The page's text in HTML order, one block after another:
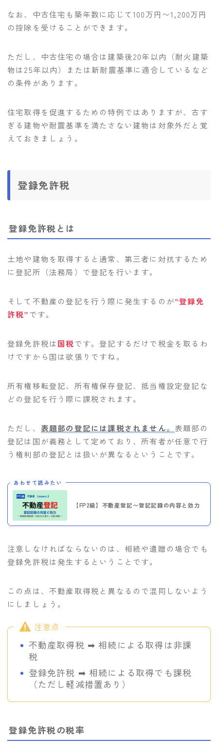
なお、中古住宅も築年数に応じて100万円〜1,200万円
の控除を受けることができます。
ただし、中古住宅の場合は建築後20年以内（耐火建築
物は25年以内）または新耐震基準に適合しているなど
の条件があります。
住宅取得を促進するための特例ではありますが、古す
ぎる建物や耐震基準を満たさない建物は対象外だと覚
えておきましょう。
登録免許税
登録免許税とは
土地や建物を取得すると通常、第三者に対抗するため
に登記所（法務局）で登記を行います。
そして不動産の登記を行う際に発生するのが“登録免
許税”です。
登録免許税は国税です。登記するだけで税金を取るわ
けですから国は欲張りですね。
所有権移転登記、所有権保存登記、抵当権設定登記な
どの登記を行う際に課税されます。
ただし、 表題部の登記には課税されません。表題部の
登記は国が義務として定めており、所有者が任意で行
う権利部の登記とは扱いが異なるということです。
あわせて読みたい
【FP2級】不動産登記〜登記記録の内容と効力
注意しなければならないのは、相続や遺贈の場合でも
登録免許税は発生するということです。
この点は、不動産取得税と異なるので混同しないよう
にしましょう。
注意点
不動産取得税 ➡︎ 相続による取得は非課
税
登録免許税 ➡︎ 相続による取得でも課税
（ただし軽減措置あり）
登録免許税の税率